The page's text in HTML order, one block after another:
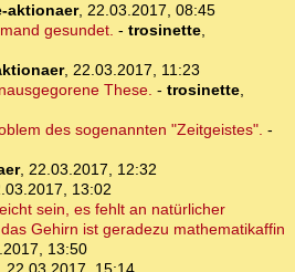
aktionaer, 22.03.2017, 08:45
gesundet. - trosinette,
, 22.03.2017, 11:23
These. - trosinette,
des sogenannten "Zeitgeistes". -
, 22.03.2017, 12:32
13:02
sein, es fehlt an natürlicher
Gehirn ist geradezu mathematikaffin
13:50